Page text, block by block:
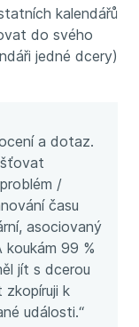
kalendářů
do svého
jedné dcery)
a dotaz.
/
času
asociovaný
koukám 99 %
jít s dcerou
zkopíruji k
události.“